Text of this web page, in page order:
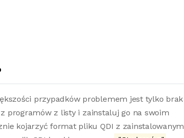
przypadków problemem jest tylko brak
programów z listy i zainstaluj go na swoim
kojarzyć format pliku QDI z zainstalowanym